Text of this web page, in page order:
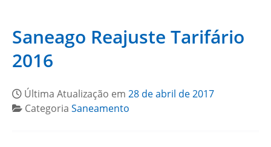
Saneago Reajuste Tarifário
2016
Última Atualização em 28 de abril de 2017
Categoria Saneamento